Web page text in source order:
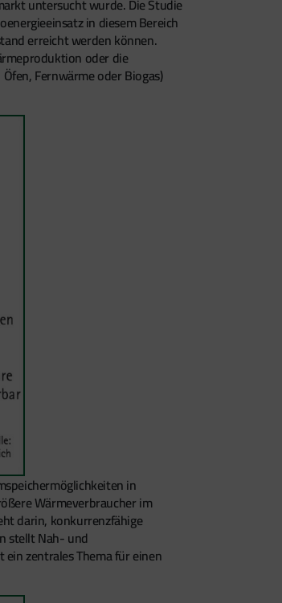
untersucht wurde. Die Studie
in diesem Bereich
erreicht werden können.
oder die
Fernwärme oder Biogas)
in
Wärmeverbraucher im
darin, konkurrenzfähige
stellt Nah- und
zentrales Thema für einen